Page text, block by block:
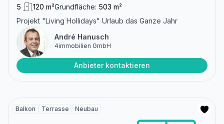
5 120 m²Grundfläche: 503 m²
Projekt "Living Hollidays" Urlaub das Ganze Jahr
André Hanusch
4immobilien GmbH
Anbieter kontaktieren
Balkon Terrasse Neubau